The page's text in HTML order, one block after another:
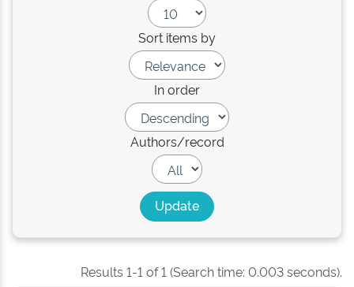
Sort items by
In order
Authors/record
Results 1-1 of 1 (Search time: 0.003 seconds).